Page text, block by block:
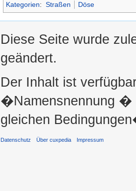
Kategorien: Straßen Döse
Diese Seite wurde
geändert.
Der Inhalt ist
�Namensnennung �
gleichen
Datenschutz Über cuxpedia Impressum